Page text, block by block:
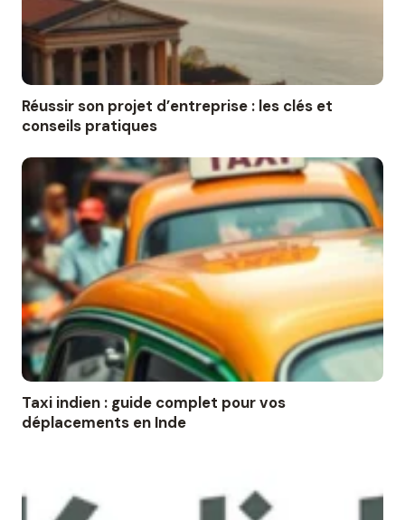
Réussir son projet d’entreprise : les clés et
conseils pratiques
Taxi indien : guide complet pour vos
déplacements en Inde